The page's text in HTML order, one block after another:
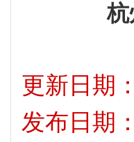
杭
更新日期
发布日期